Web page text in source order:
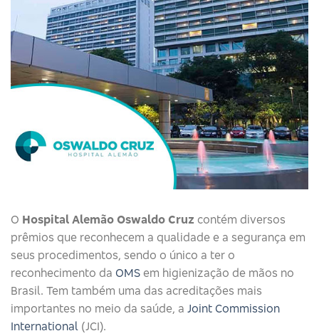
O Hospital Alemão Oswaldo Cruz contém diversos
prêmios que reconhecem a qualidade e a segurança em
seus procedimentos, sendo o único a ter o
reconhecimento da OMS em higienização de mãos no
Brasil. Tem também uma das acreditações mais
importantes no meio da saúde, a Joint Commission
International (JCI).